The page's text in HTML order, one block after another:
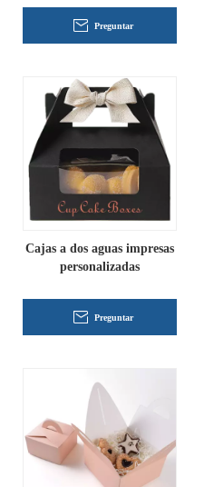
Preguntar
Cajas a dos aguas impresas
personalizadas
Preguntar